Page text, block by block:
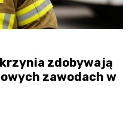
zdobywają
zawodach w